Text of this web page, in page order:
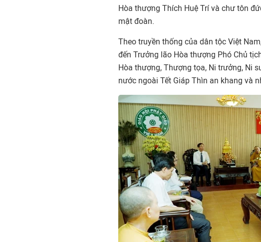
Hòa thượng Thích Huệ Trí và chư tôn
mật đoàn.
Theo truyền thống của dân tộc Việt
đến Trưởng lão Hòa thượng Phó Chủ
Hòa thượng, Thượng tọa, Ni trưởng, Ni
nước ngoài Tết Giáp Thìn an khang và